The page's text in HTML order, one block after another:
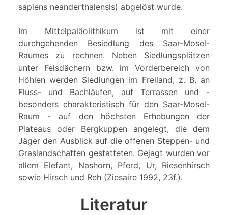
sapiens neanderthalensis) abgelöst wurde.
Im Mittelpaläolithikum ist mit einer
durchgehenden Besiedlung des Saar-Mosel-
Raumes zu rechnen. Neben Siedlungsplätzen
unter Felsdächern bzw. im Vorderbereich von
Höhlen werden Siedlungen im Freiland, z. B. an
Fluss- und Bachläufen, auf Terrassen und -
besonders charakteristisch für den Saar-Mosel-
Raum - auf den höchsten Erhebungen der
Plateaus oder Bergkuppen angelegt, die dem
Jäger den Ausblick auf die offenen Steppen- und
Graslandschaften gestatteten. Gejagt wurden vor
allem Elefant, Nashorn, Pferd, Ur, Riesenhirsch
sowie Hirsch und Reh (Ziesaire 1992, 23f.).
Literatur